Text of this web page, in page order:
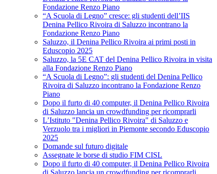
Fondazione Renzo Piano
“A Scuola di Legno” cresce: gli studenti dell’IIS
Denina Pellico Rivoira di Saluzzo incontrano la
Fondazione Renzo Piano
Saluzzo, il Denina Pellico Rivoira ai primi posti in
Eduscopio 2025
Saluzzo, la 5E CAT del Denina Pellico Rivoira in visita
alla Fondazione Renzo Piano
“A Scuola di Legno”: gli studenti del Denina Pellico
Rivoira di Saluzzo incontrano la Fondazione Renzo
Piano
Dopo il furto di 40 computer, il Denina Pellico Rivoira
di Saluzzo lancia un crowdfunding per ricomprarli
L’Istituto "Denina Pellico Rivoira" di Saluzzo e
Verzuolo tra i migliori in Piemonte secondo Eduscopio
2025
Domande sul futuro digitale
Assegnate le borse di studio FIM CISL
Dopo il furto di 40 computer, il Denina Pellico Rivoira